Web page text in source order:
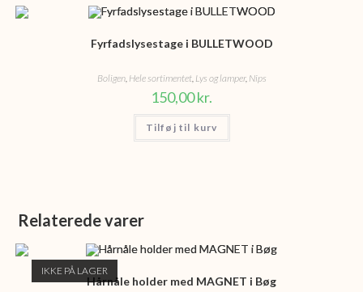
Fyrfadslysestage i BULLETWOOD
Boligen, Hele sortimentet, Lys og lamper, Nips
150,00kr.
Tilføj til kurv
Relaterede varer
IKKE PÅ LAGER
Hårnåle holder med MAGNET i Bøg